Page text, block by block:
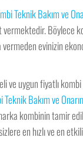
Teknik Bakım ve
Böylece
evinizin
ve uygun fiyatlı
Bakım ve
kombinin tamir
en hızlı ve en